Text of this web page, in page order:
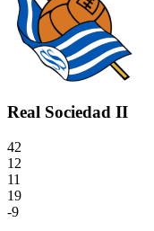
Real Sociedad II
42
12
11
19
-9